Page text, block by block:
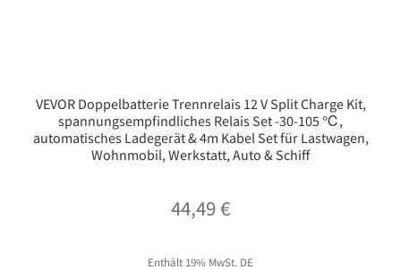
VEVOR Doppelbatterie Trennrelais 12 V Split Charge Kit,
spannungsempfindliches Relais Set -30-105 ℃,
automatisches Ladegerät & 4m Kabel Set für Lastwagen,
Wohnmobil, Werkstatt, Auto & Schiff
44,49€
Enthält 19% MwSt. DE